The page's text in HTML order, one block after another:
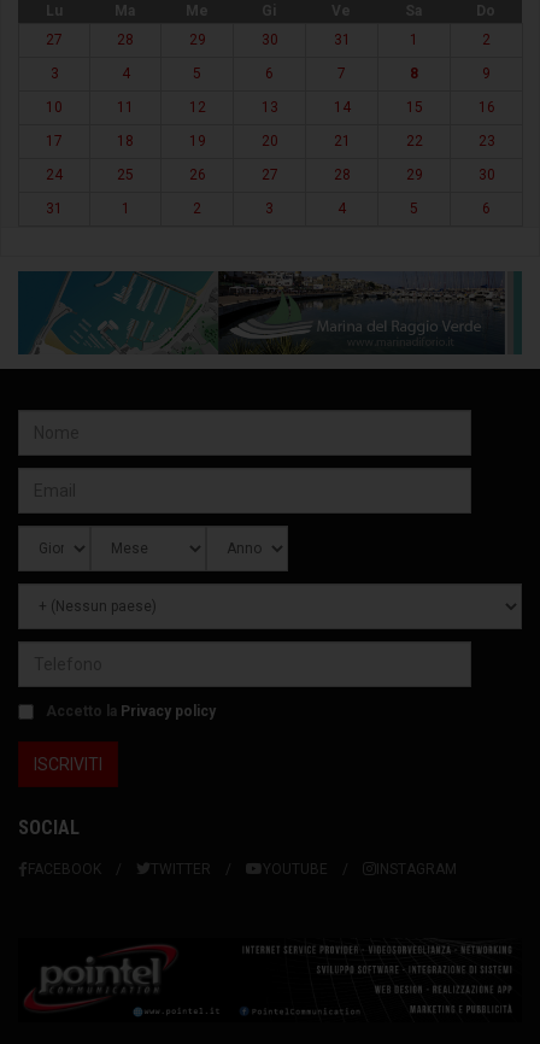
Lu Ma Me Gi Ve Sa
Do
27
28 29 30 31 1
2
3
4 5 6 7 8
9
10
11 12 13 14 15
16
17
18 19 20 21 22
23
24
25 26 27 28 29
30
31
1 2 3 4 5 6
Accetto la Privacy policy
SOCIAL
FACEBOOK TWITTER YOUTUBE INSTAGRAM